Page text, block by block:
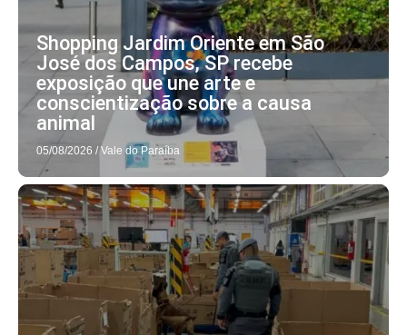
Shopping Jardim Oriente em São
José dos Campos, SP recebe
exposição que une arte e
conscientização sobre a causa
animal
05/08/2026 / Vale do Paraíba